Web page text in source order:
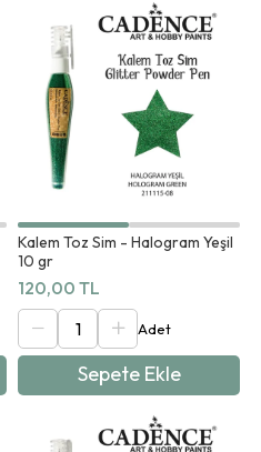
Kalem Toz Sim - Halogram Yeşil
10 gr
120,00 TL
Sepete Ekle